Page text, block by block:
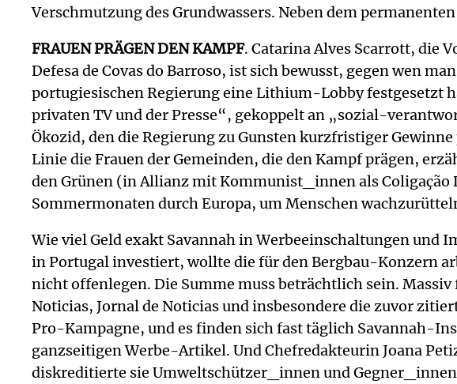
Verschmutzung des Grundwassers. Neben dem
FRAUEN PRÄGEN DEN KAMPF. Catarina Alves Scarrott, die
Defesa de Covas do Barroso, ist sich bewusst, gegen wen
portugiesischen Regierung eine Lithium-Lobby festgesetzt
privaten TV und der Presse“, gekoppelt an „sozial-
Ökozid, den die Regierung zu Gunsten kurzfristiger
Linie die Frauen der Gemeinden, die den Kampf prägen,
den Grünen (in Allianz mit Kommunist_innen als
Sommermonaten durch Europa, um Menschen
Wie viel Geld exakt Savannah in Werbeeinschaltungen
in Portugal investiert, wollte die für den Bergbau-Konzern
nicht offenlegen. Die Summe muss beträchtlich sein.
Noticias, Jornal de Noticias und insbesondere die zuvor
Pro-Kampagne, und es finden sich fast täglich Savannah-
ganzseitigen Werbe-Artikel. Und Chefredakteurin Joana
diskreditierte sie Umweltschützer_innen und